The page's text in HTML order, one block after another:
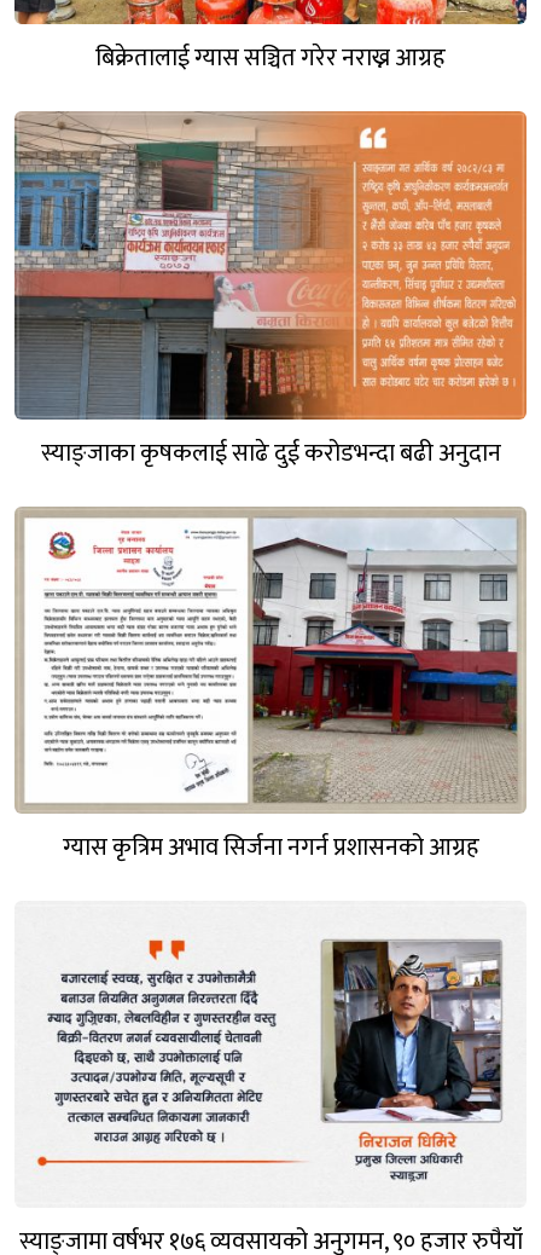
बिक्रेतालाई ग्यास सञ्चित गरेर नराख्न आग्रह
स्याङ्जाका कृषकलाई साढे दुई करोडभन्दा बढी अनुदान
ग्यास कृत्रिम अभाव सिर्जना नगर्न प्रशासनको आग्रह
स्याङ्जामा वर्षभर १७६ व्यवसायको अनुगमन, ९० हजार रुपैयाँ